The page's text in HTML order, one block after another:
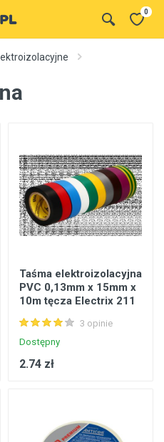
0
Taśma elektroizolacyjna
PVC 0,13mm x 15mm x
10m tęcza Electrix 211
3 opinie
Dostępny
2.74 zł